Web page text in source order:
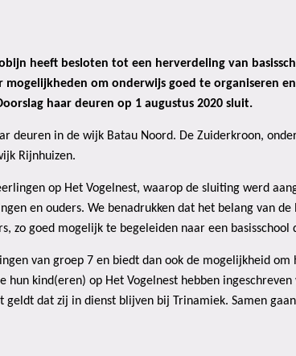
heeft besloten tot een herverdeling van
om onderwijs goed te organiseren
haar deuren op 1 augustus 2020 sluit.
deuren in de wijk Batau Noord. De Zuiderkroon,
Rijnhuizen.
op Het Vogelnest, waarop de sluiting werd
en ouders. We benadrukken dat het belang van
goed mogelijk te begeleiden naar een basisschool
van groep 7 en biedt dan ook de mogelijkheid om
kind(eren) op Het Vogelnest hebben
dat zij in dienst blijven bij Trinamiek. Samen